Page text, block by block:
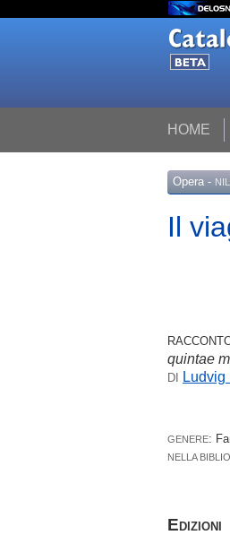
HOME
Opera -
Il
quintae
DI Ludvig
GENERE:
NELLA
Edizioni